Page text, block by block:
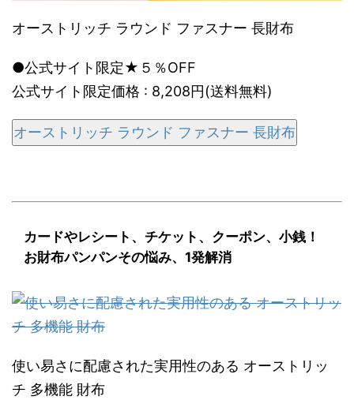
オーストリッチ ラウンド ファスナー 長財布
●公式サイト限定★５％OFF
公式サイト限定価格 : 8,208円(送料無料)
オーストリッチ ラウンド ファスナー 長財布
カードやレシート、チケット、クーポン、小銭！
お財布パンパンその悩み、1発解消
使い易さに配慮された実用性のある オーストリッ
チ 多機能 財布